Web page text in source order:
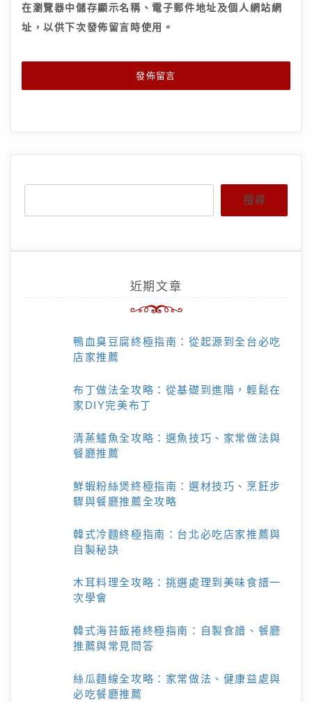
在瀏覽器中儲存顯示名稱、電子郵件地址及個人網站網
址，以供下次發佈留言時使用。
搜尋
近期文章
鴨血臭豆腐終極指南：從起源到全台必吃
店家推薦
布丁做法全攻略：從基礎到進階，輕鬆在
家DIY完美布丁
清蒸鱸魚全攻略：選魚技巧、家常做法與
餐廳推薦
鮮蝦粉絲煲終極指南：選材技巧、烹飪步
驟與餐廳推薦全攻略
韓式冷麵終極指南：台北必吃店家推薦與
自製秘訣
木耳料理全攻略：挑選處理到美味食譜一
次學會
韓式海苔飯捲終極指南：自製食譜、餐廳
推薦與常見問答
絲瓜麵線全攻略：家常做法、健康益處與
必吃餐廳推薦